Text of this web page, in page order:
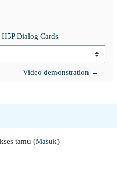
Dialog Cards
Video demonstration →
tamu (Masuk)